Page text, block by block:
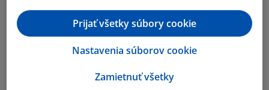
Zamietnuť všetky
Nastavenia súborov cookie
Prijať všetky súbory cookie